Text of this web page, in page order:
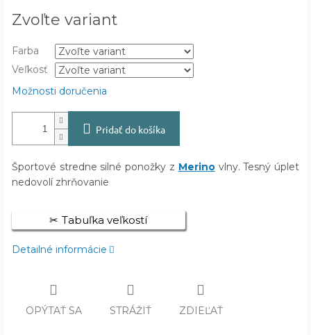
cena:
Zvoľte variant
Farba
Veľkosť
Možnosti doručenia
Pridať do košíka
Športové stredne silné ponožky z Merinovlny. Tesný úplet
nedovolí zhrňovanie
Tabuľka veľkostí
Detailné informácie
OPÝTAŤ SA STRÁŽIŤ ZDIEĽAŤ